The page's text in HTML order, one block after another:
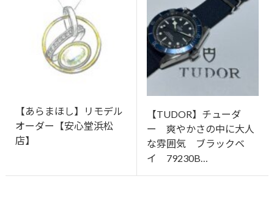
【あらまほし】リモデル
オーダー【安心堂浜松
店】
【TUDOR】チューダ
ー 爽やかさの中に大人
な雰囲気 ブラックベ
イ 79230B…